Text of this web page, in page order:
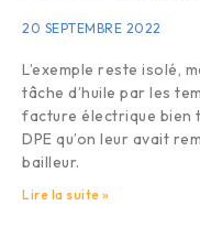
20 SEPTEMBRE 2022
L’exemple reste isolé,
tâche d’huile par les
facture électrique bien
DPE qu’on leur avait
bailleur.
Lire la suite »